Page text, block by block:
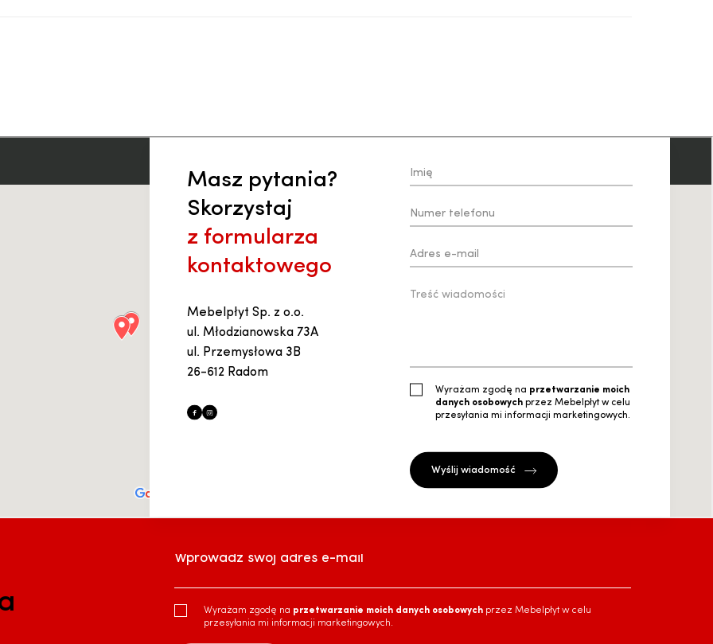
Masz pytania?
Skorzystaj
z formularza
kontaktowego
Mebelpłyt Sp. z o.o.
ul. Młodzianowska 73A
ul. Przemysłowa 3B
26-612 Radom
Wyrażam zgodę na przetwarzanie moich
danych osobowychprzez Mebelpłyt w celu
przesyłania mi informacji marketingowych.
Wprowadź swój adres e-mail
Wyrażam zgodę na przetwarzanie moich danych osobowych przez Mebelpłyt w celu
przesyłania mi informacji marketingowych.